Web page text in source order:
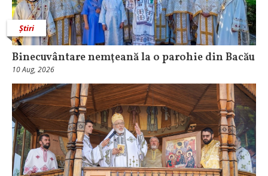
Știri
Binecuvântare nemţeană la o parohie din Bacău
10 Aug, 2026